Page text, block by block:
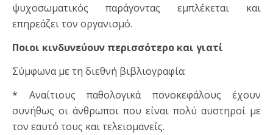
ψυχοσωματικός παράγοντας εμπλέκεται και
επηρεάζει τον οργανισμό.
Ποιοι κινδυνεύουν περισσότερο και γιατί
Σύμφωνα με τη διεθνή βιβλιογραφία:
* Αναίτιους παθολογικά πονοκεφάλους έχουν
συνήθως οι άνθρωποι που είναι πολύ αυστηροί με
τον εαυτό τους και τελειομανείς.